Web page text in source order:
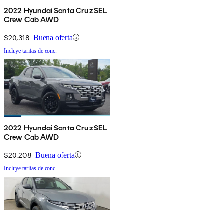
2022 Hyundai Santa Cruz SEL
Crew Cab AWD
$20,318 Buena oferta
Incluye tarifas de conc.
2022 Hyundai Santa Cruz SEL
Crew Cab AWD
$20,208 Buena oferta
Incluye tarifas de conc.